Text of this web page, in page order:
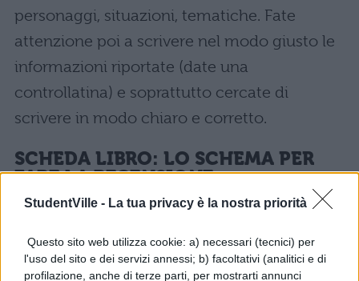
StudentVille - La tua privacy è la nostra priorità
Questo sito web utilizza cookie: a) necessari (tecnici) per
l'uso del sito e dei servizi annessi; b) facoltativi (analitici e di
profilazione, anche di terze parti, per mostrarti annunci
personaggi, situazioni, tematiche. Fate
attenzione poi a scrivere nel modo giusto le
informazioni riportate (date una
controllatina) e soprattutto cercate di
scrivere in modo chiaro e corretto.
SCHEDA LIBRO: LO SCHEMA PER
FARE LA RECENSIONE
del nostro schema abbiamo inserito la voce
tramaecommento.